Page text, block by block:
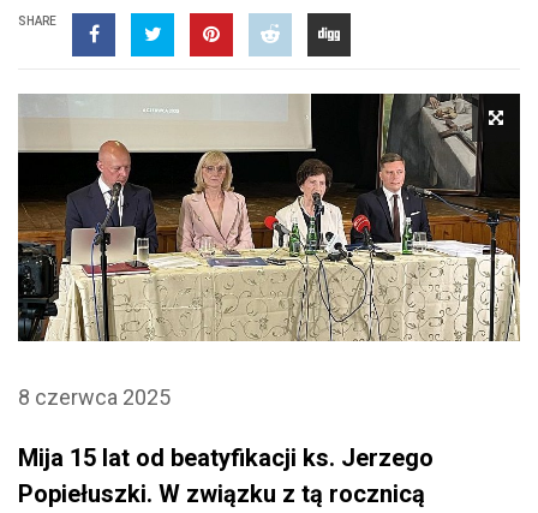
SHARE
8 czerwca 2025
Mija 15 lat od beatyfikacji ks. Jerzego
Popiełuszki. W związku z tą rocznicą